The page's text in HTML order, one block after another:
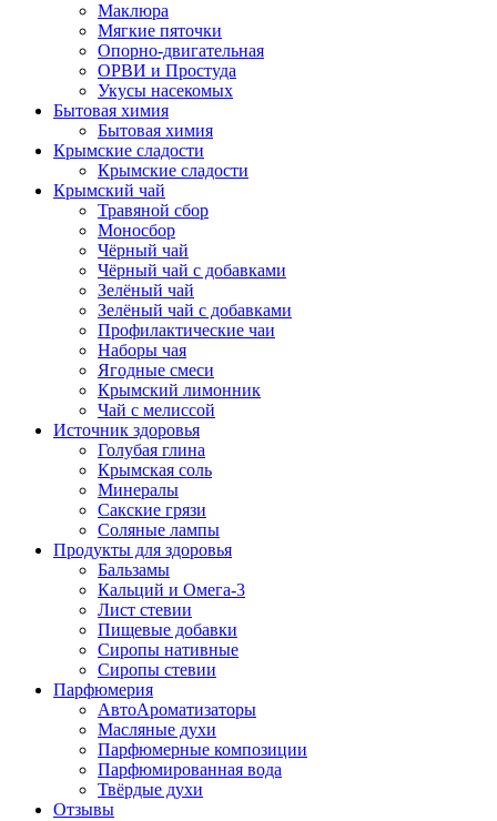
Маклюра
Мягкие пяточки
Опорно-двигательная
ОРВИ и Простуда
Укусы насекомых
Бытовая химия
Бытовая химия
Крымские сладости
Крымские сладости
Крымский чай
Травяной сбор
Моносбор
Чёрный чай
Чёрный чай с добавками
Зелёный чай
Зелёный чай с добавками
Профилактические чаи
Наборы чая
Ягодные смеси
Крымский лимонник
Чай с мелиссой
Источник здоровья
Голубая глина
Крымская соль
Минералы
Сакские грязи
Соляные лампы
Продукты для здоровья
Бальзамы
Кальций и Омега-3
Лист стевии
Пищевые добавки
Сиропы нативные
Сиропы стевии
Парфюмерия
АвтоАроматизаторы
Масляные духи
Парфюмерные композиции
Парфюмированная вода
Твёрдые духи
Отзывы